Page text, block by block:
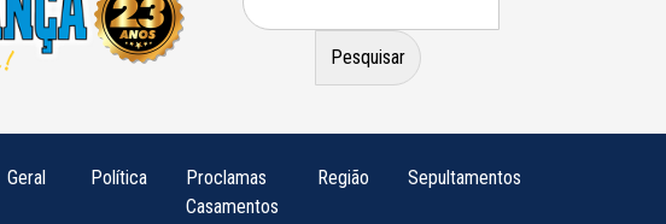
por:
Geral Política
Proclamas
Casamentos
Região Sepultamentos